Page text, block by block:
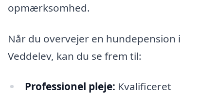
opmærksomhed.
Når du overvejer en hundepension i
Veddelev, kan du se frem til:
Professionel pleje: Kvalificeret